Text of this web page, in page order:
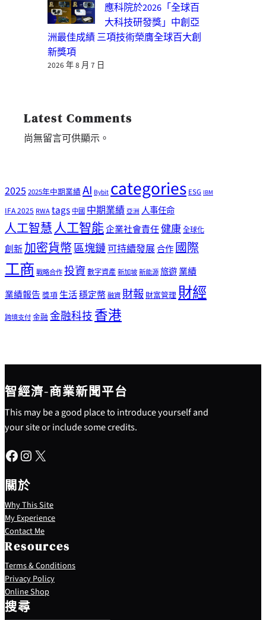
應科院於2026「全球百
大科技研發獎」中創亞
洲最佳成績 三項技術榮膺全球百大創
新獎項
2026 年 8 月 7 日
Latest Comments
尚無留言可供顯示。
2025 2025年中期業績AI Bybitcategories ESG IBM
IFA 2025 RWAtags 中國 中期業績 亞洲 人事任命
人工智慧人工智能企業社會責任健康全球化
創新加密貨幣區塊鏈可持續發展合作國際
工商 戰略合作投資數字資產新加坡新能源旅遊業績
業績報告 獎項生活穩定幣融資 財報 財富管理 財經
跨境支付金融 金融科技 香港
智經濟-商業新聞平台
This may be a good place to introduce yourself and
your site or include some credits.
Facebook Instagram X
關於
Why This Site
My Experience
Contact Me
Resources
Terms & Conditions
Privacy Policy
Online Shop
搜尋
S
e
a